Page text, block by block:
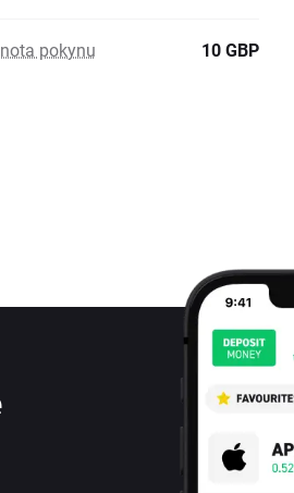
pokynu 10 GBP